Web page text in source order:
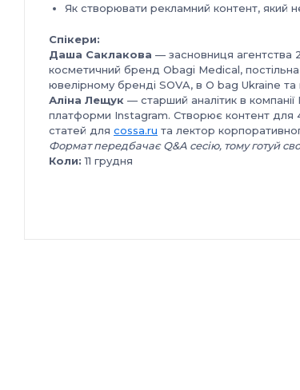
Як створювати рекламний контент, який
Спікери:
Даша Саклакова — засновниця агентства
косметичний бренд Obagi Medical,
ювелірному бренді SOVA, в O bag Ukraine
Аліна Лещук — старший аналітик в
платформи Instagram. Створює контент для
статей для cossa.ru та лектор
Формат передбачає Q&A сесію, тому готуй
Коли: 11 грудня